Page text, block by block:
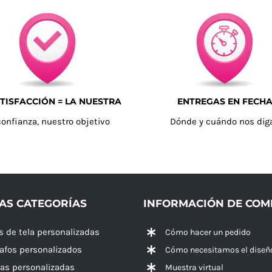
= LA NUESTRA
nuestro objetivo
ENTREGAS EN FECHA
Dónde y cuándo nos
CATEGORÍAS
de tela personalizadas
personalizados
personalizadas
INFORMACIÓN DE
Cómo hacer un pedido
Cómo necesitamos el
Muestra virtual